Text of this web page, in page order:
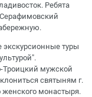
Ребята
туры
Троицкий мужской
святыням г.
женского монастыря.